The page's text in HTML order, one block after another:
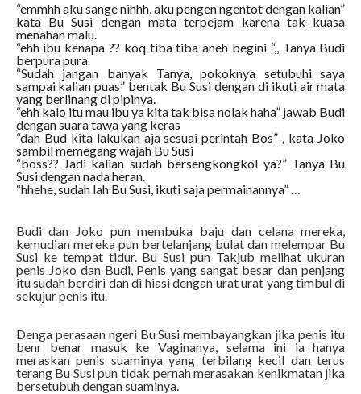
“emmhh aku sange nihhh, aku pengen ngentot dengan kalian”
kata Bu Susi dengan mata terpejam karena tak kuasa
menahan malu.
“ehh ibu kenapa ?? koq tiba tiba aneh begini “,, Tanya Budi
berpura pura
“Sudah jangan banyak Tanya, pokoknya setubuhi saya
sampai kalian puas” bentak Bu Susi dengan di ikuti air mata
yang berlinang di pipinya.
“ehh kalo itu mau ibu ya kita tak bisa nolak haha” jawab Budi
dengan suara tawa yang keras
“dah Bud kita lakukan aja sesuai perintah Bos” , kata Joko
sambil memegang wajah Bu Susi
“boss?? Jadi kalian sudah bersengkongkol ya?” Tanya Bu
Susi dengan nada heran.
“hhehe, sudah lah Bu Susi, ikuti saja permainannya” …
Budi dan Joko pun membuka baju dan celana mereka,
kemudian mereka pun bertelanjang bulat dan melempar Bu
Susi ke tempat tidur. Bu Susi pun Takjub melihat ukuran
penis Joko dan Budi, Penis yang sangat besar dan penjang
itu sudah berdiri dan di hiasi dengan urat urat yang timbul di
sekujur penis itu.
Denga perasaan ngeri Bu Susi membayangkan jika penis itu
benr benar masuk ke Vaginanya, selama ini ia hanya
meraskan penis suaminya yang terbilang kecil dan terus
terang Bu Susi pun tidak pernah merasakan kenikmatan jika
bersetubuh dengan suaminya.